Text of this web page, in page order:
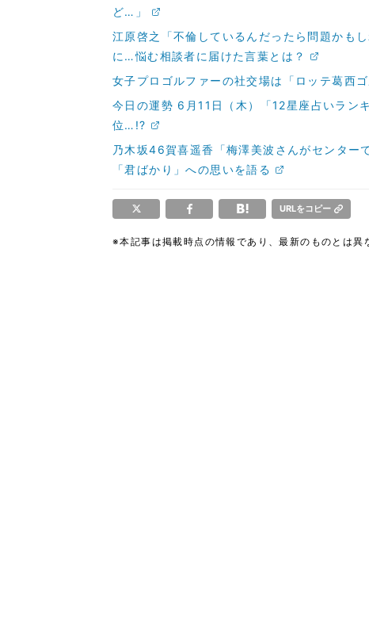
ど…」
江原啓之「不倫しているんだったら問題かも
に…悩む相談者に届けた言葉とは？
女子プロゴルファーの社交場は「ロッテ葛西
今日の運勢 6月11日（木）「12星座占いラン
位…!?
乃木坂46賀喜遥香「梅澤美波さんがセンター
「君ばかり」への思いを語る
URLをコピー
※本記事は掲載時点の情報であり、最新のものとは異